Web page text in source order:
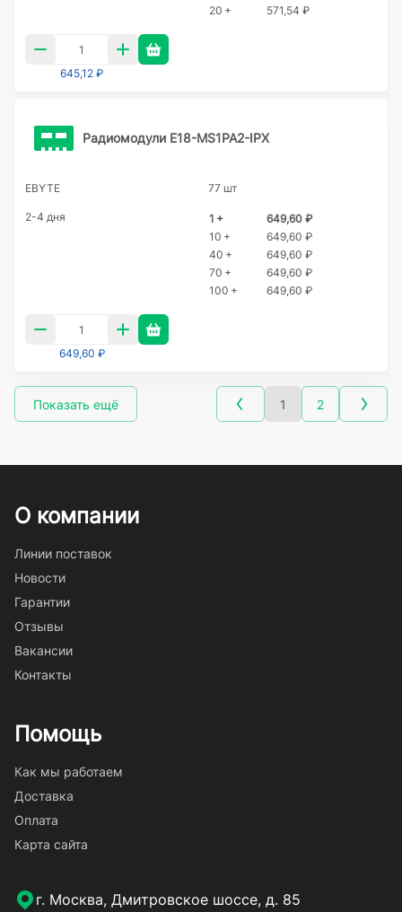
20 +
571,54 ₽
645,12 ₽
Радиомодули E18-MS1PA2-IPX
EBYTE 77 шт
2-4 дня 1 +
649,60 ₽
10 +
649,60 ₽
40 +
649,60 ₽
70 +
649,60 ₽
100 +
649,60 ₽
649,60 ₽
Показать ещё 1 2
О компании
Линии поставок
Новости
Гарантии
Отзывы
Вакансии
Контакты
Помощь
Как мы работаем
Доставка
Оплата
Карта сайта
г. Москва, Дмитровское шоссе, д. 85